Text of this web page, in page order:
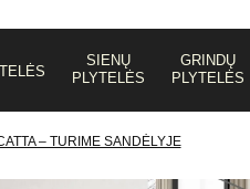
SIENŲ
PLYTELĖS
GRINDŲ
PLYTELĖS
– TURIME SANDĖLYJE